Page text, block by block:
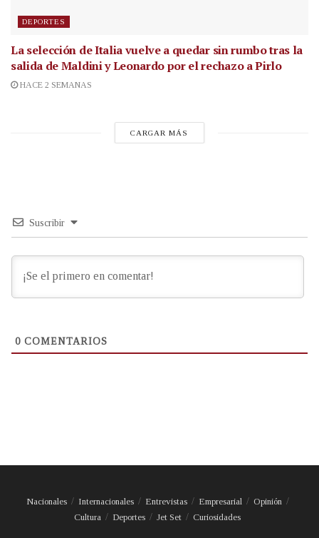
DEPORTES
La selección de Italia vuelve a quedar sin rumbo tras la
salida de Maldini y Leonardo por el rechazo a Pirlo
HACE 2 SEMANAS
CARGAR MÁS
Suscribir
0 COMENTARIOS
Nacionales Internacionales Entrevistas Empresarial
Opinión
Cultura
Deportes Jet Set Curiosidades